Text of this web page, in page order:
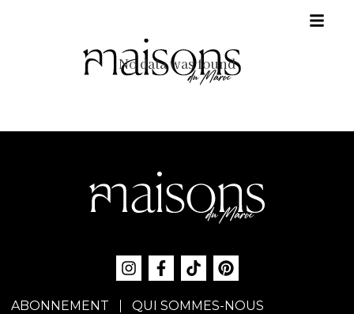
No data was found
ABONNEMENT QUI SOMMES-NOUS